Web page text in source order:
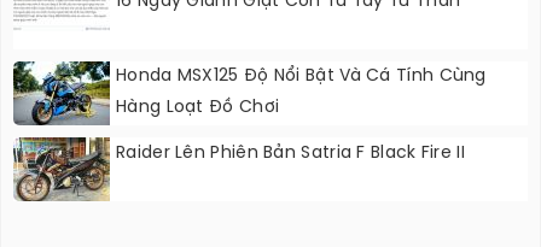
Honda MSX125 Độ Nổi Bật Và Cá Tính Cùng
Hàng Loạt Đồ Chơi
Raider Lên Phiên Bản Satria F Black Fire II